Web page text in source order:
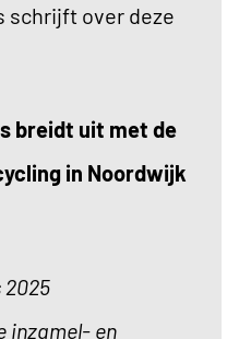
schrijft over deze
breidt uit met de
in Noordwijk
inzamel- en